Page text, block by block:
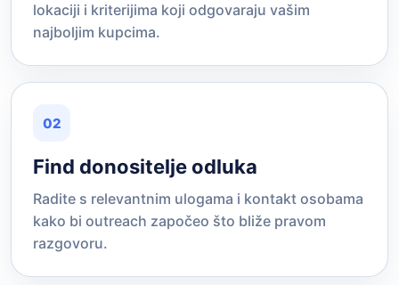
lokaciji i kriterijima koji odgovaraju vašim
najboljim kupcima.
02
Find donositelje odluka
Radite s relevantnim ulogama i kontakt osobama
kako bi outreach započeo što bliže pravom
razgovoru.